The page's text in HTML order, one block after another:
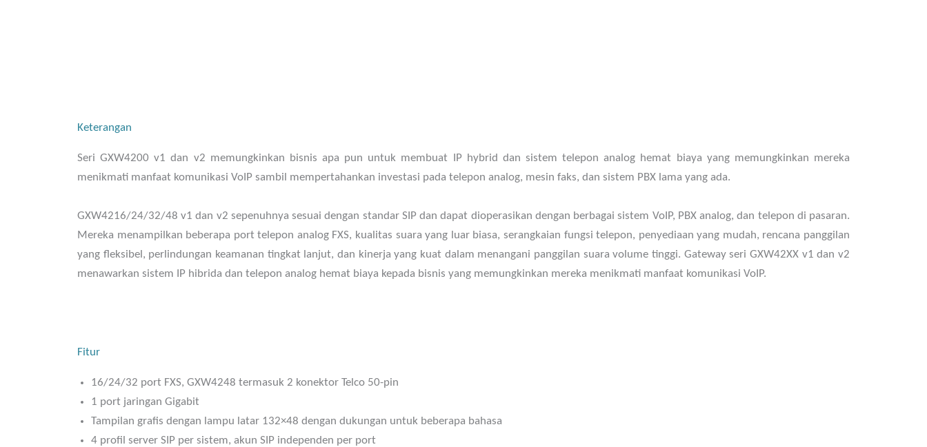
Keterangan
Seri GXW4200 v1 dan v2 memungkinkan bisnis apa pun untuk membuat IP hybrid dan sistem telepon analog hemat biaya yang memungkinkan mereka
menikmati manfaat komunikasi VoIP sambil mempertahankan investasi pada telepon analog, mesin faks, dan sistem PBX lama yang ada.
GXW4216/24/32/48 v1 dan v2 sepenuhnya sesuai dengan standar SIP dan dapat dioperasikan dengan berbagai sistem VoIP, PBX analog, dan telepon di pasaran.
Mereka menampilkan beberapa port telepon analog FXS, kualitas suara yang luar biasa, serangkaian fungsi telepon, penyediaan yang mudah, rencana panggilan
yang fleksibel, perlindungan keamanan tingkat lanjut, dan kinerja yang kuat dalam menangani panggilan suara volume tinggi. Gateway seri GXW42XX v1 dan v2
menawarkan sistem IP hibrida dan telepon analog hemat biaya kepada bisnis yang memungkinkan mereka menikmati manfaat komunikasi VoIP.
Fitur
16/24/32 port FXS, GXW4248 termasuk 2 konektor Telco 50-pin
1 port jaringan Gigabit
Tampilan grafis dengan lampu latar 132×48 dengan dukungan untuk beberapa bahasa
4 profil server SIP per sistem, akun SIP independen per port